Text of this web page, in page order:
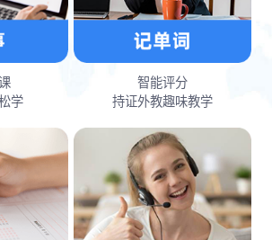
学
智能评分
持证外教趣味教学